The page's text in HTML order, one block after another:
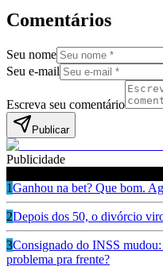
Comentários
Seu nome
Seu e-mail
Escreva seu comentário
Publicar
Publicidade
1Ganhou na bet? Que bom.
2Depois dos 50, o divórcio
3Consignado do INSS
problema pra frente?